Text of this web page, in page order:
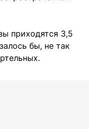
приходятся 3,5
бы, не так